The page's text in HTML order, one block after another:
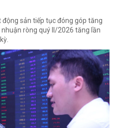
động sản tiếp tục đóng góp tăng
ròng quý II/2026 tăng lần